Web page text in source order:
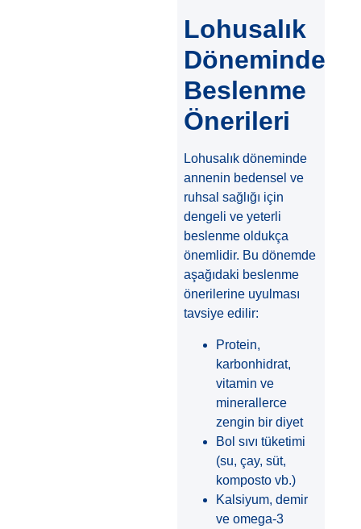
Lohusalık
Döneminde
Beslenme
Önerileri
Lohusalık döneminde
annenin bedensel ve
ruhsal sağlığı için
dengeli ve yeterli
beslenme oldukça
önemlidir. Bu dönemde
aşağıdaki beslenme
önerilerine uyulması
tavsiye edilir:
Protein,
karbonhidrat,
vitamin ve
minerallerce
zengin bir diyet
Bol sıvı tüketimi
(su, çay, süt,
komposto vb.)
Kalsiyum, demir
ve omega-3